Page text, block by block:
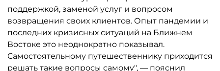
поддержкой, заменой услуг и вопросом
возвращения своих клиентов. Опыт пандемии и
последних кризисных ситуаций на Ближнем
Востоке это неоднократно показывал.
Самостоятельному путешественнику приходится
решать такие вопросы самому", — пояснил